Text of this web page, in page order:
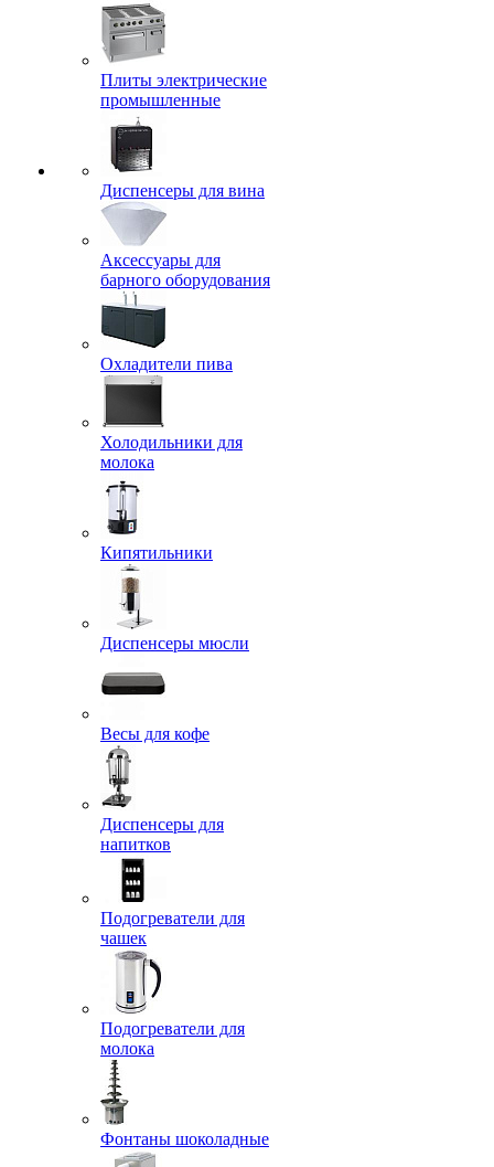
Плиты электрические
промышленные
Диспенсеры для вина
Аксессуары для
барного оборудования
Охладители пива
Холодильники для
молока
Кипятильники
Диспенсеры мюсли
Весы для кофе
Диспенсеры для
напитков
Подогреватели для
чашек
Подогреватели для
молока
Фонтаны шоколадные